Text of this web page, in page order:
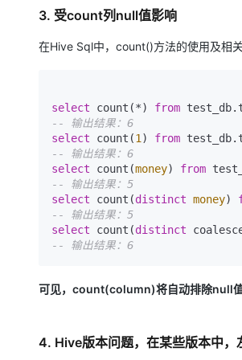
3. 受count列null值影响
在Hive Sql中，count()方法的使用及相关
select count(*) from
-- 输出结果：6
select count(1 ) from
-- 输出结果：6
select count(money) from
-- 输出结果：5
select count(distinct money)
-- 输出结果：5
select count(distinct
-- 输出结果：6
可见，count(column)将自动排除null
4. Hive版本问题，在某些版本中